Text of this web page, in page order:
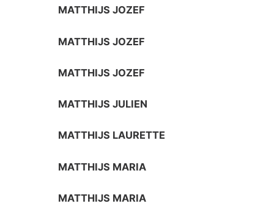
MATTHIJS JOZEF
MATTHIJS JOZEF
MATTHIJS JOZEF
MATTHIJS JULIEN
MATTHIJS LAURETTE
MATTHIJS MARIA
MATTHIJS MARIA